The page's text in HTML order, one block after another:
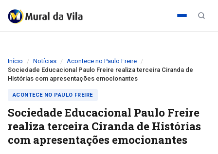
Início Notícias
Acontece no Paulo Freire
Sociedade Educacional Paulo Freire realiza terceira Ciranda de
Histórias com apresentações emocionantes
ACONTECE NO PAULO FREIRE
Sociedade Educacional Paulo Freire
realiza terceira Ciranda de Histórias
com apresentações emocionantes